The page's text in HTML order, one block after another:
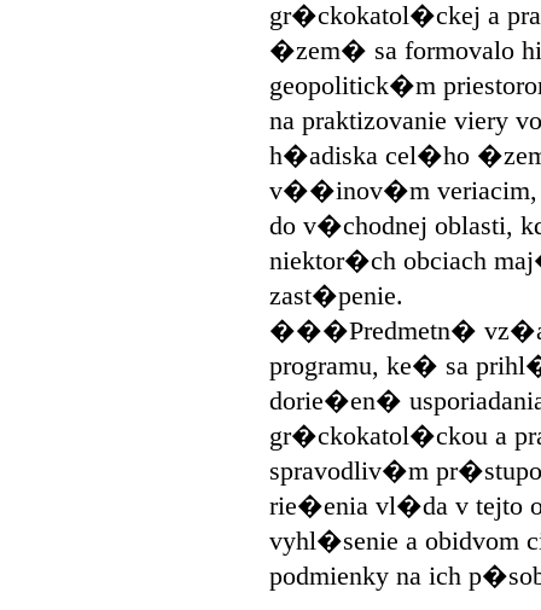
gr�ckokatol�ckej a
�zem� sa formovalo
geopolitick�m
na praktizovanie viery
h�adiska cel�ho
v��inov�m veriacim,
do v�chodnej oblasti,
niektor�ch obciach
zast�penie.
���Predmetn�
programu, ke� sa
dorie�en�
gr�ckokatol�ckou a
spravodliv�m
rie�enia vl�da v tejto
vyhl�senie a obidvom
podmienky na ich